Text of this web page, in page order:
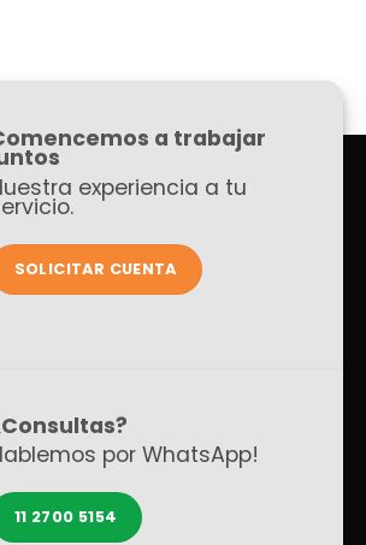
a trabajar
experiencia a tu
SOLICITAR CUENTA
por WhatsApp!
11 2700 5154